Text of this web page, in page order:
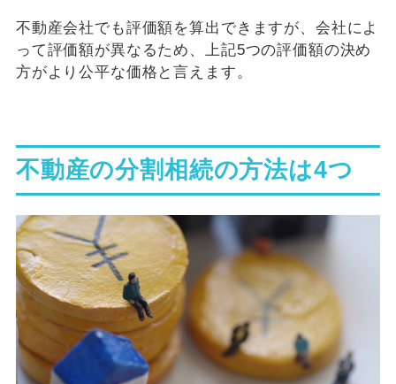
不動産会社でも評価額を算出できますが、会社によ
って評価額が異なるため、上記5つの評価額の決め
方がより公平な価格と言えます。
不動産の分割相続の方法は4つ